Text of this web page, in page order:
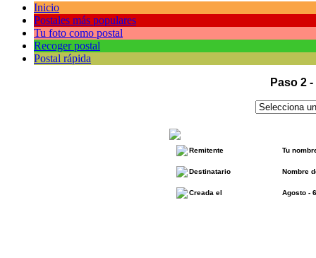
Inicio
Postales más populares
Tu foto como postal
Recoger postal
Postal rápida
Paso 2
Remitente Tu
Destinatario Nombre
Creada el Agosto -